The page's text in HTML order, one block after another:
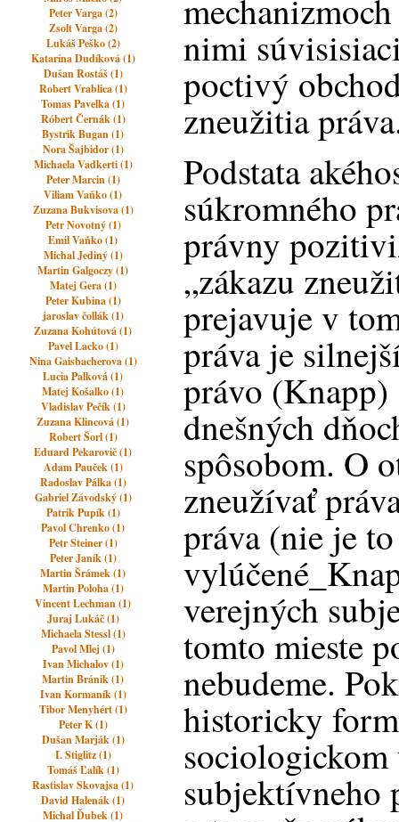
Peter Varga (2)
Zsolt Varga (2)
Lukáš Peško (2)
Katarína Dudíková (1)
Dušan Rostáš (1)
Robert Vrablica (1)
Tomas Pavelka (1)
Róbert Černák (1)
Bystrik Bugan (1)
Nora Šajbidor (1)
Michaela Vadkerti (1)
Peter Marcin (1)
Viliam Vaňko (1)
Zuzana Bukvisova (1)
Petr Novotný (1)
Emil Vaňko (1)
Michal Jediný (1)
Martin Galgoczy (1)
Matej Gera (1)
Peter Kubina (1)
jaroslav čollák (1)
Zuzana Kohútová (1)
Pavel Lacko (1)
Nina Gaisbacherova (1)
Lucia Palková (1)
Matej Košalko (1)
Vladislav Pečík (1)
Zuzana Klincová (1)
Robert Šorl (1)
Eduard Pekarovič (1)
Adam Pauček (1)
Radoslav Pálka (1)
Gabriel Závodský (1)
Patrik Pupík (1)
Pavol Chrenko (1)
Petr Steiner (1)
Peter Janík (1)
Martin Šrámek (1)
Martin Poloha (1)
Vincent Lechman (1)
Juraj Lukáč (1)
Michaela Stessl (1)
Pavol Mlej (1)
Ivan Michalov (1)
Martin Bránik (1)
Ivan Kormaník (1)
Tibor Menyhért (1)
Peter K (1)
Dušan Marják (1)
I. Stiglitz (1)
Tomáš Ľalík (1)
Rastislav Skovajsa (1)
David Halenák (1)
Michal Ďubek (1)
nimi
poctivý
zneužitia
Podstata
súkromného
právny
„zákazu
prejavuje v
práva je
právo (Knapp)
dnešných
spôsobom. O
zneužívať
práva (nie je to
verejných
tomto mieste
nebudeme.
historicky
subjektívneho